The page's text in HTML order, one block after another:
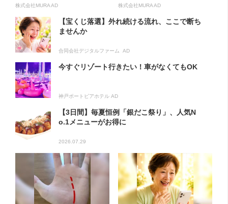
株式会社MURA AD
方...
株式会社MURA AD
【宝くじ落選】外れ続ける流れ、ここで断ち
ませんか
合同会社デジタルファーム AD
今すぐリゾート行きたい！車がなくてもOK
神戸ポートピアホテル AD
【3日間】毎夏恒例「銀だこ祭り」、人気N
o.1メニューがお得に
2026.07.29